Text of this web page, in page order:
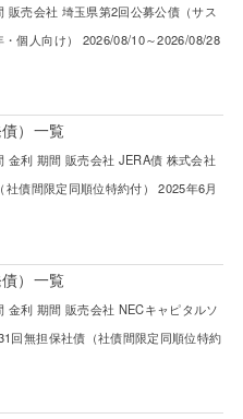
販売会社 埼玉県第2回公募公債（サス
個人向け） 2026/08/10～2026/08/28
）一覧
金利 期間 販売会社 JERA債 株式会社
債間限定同順位特約付） 2025年6月
）一覧
金利 期間 販売会社 NECキャピタルソ
回無担保社債（社債間限定同順位特約